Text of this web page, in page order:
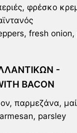
φρέσκο
fresh onion,
-
BACON
παρμεζάνα,
parsley